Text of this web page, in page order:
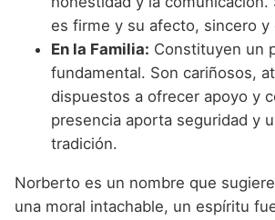
es firme y su afecto, sincero y
En la Familia: Constituyen un
fundamental. Son cariñosos,
dispuestos a ofrecer apoyo y
presencia aporta seguridad y
tradición.
Norberto es un nombre que
una moral intachable, un espíritu